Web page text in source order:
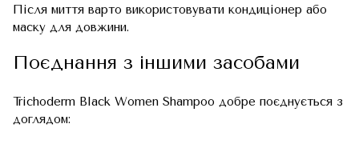
Після миття варто використовувати кондиціонер або
маску для довжини.
Поєднання з іншими засобами
Trichoderm Black Women Shampoo добре поєднується з
доглядом: